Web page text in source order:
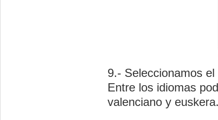
9.- Seleccionamos
Entre los idiomas
valenciano y